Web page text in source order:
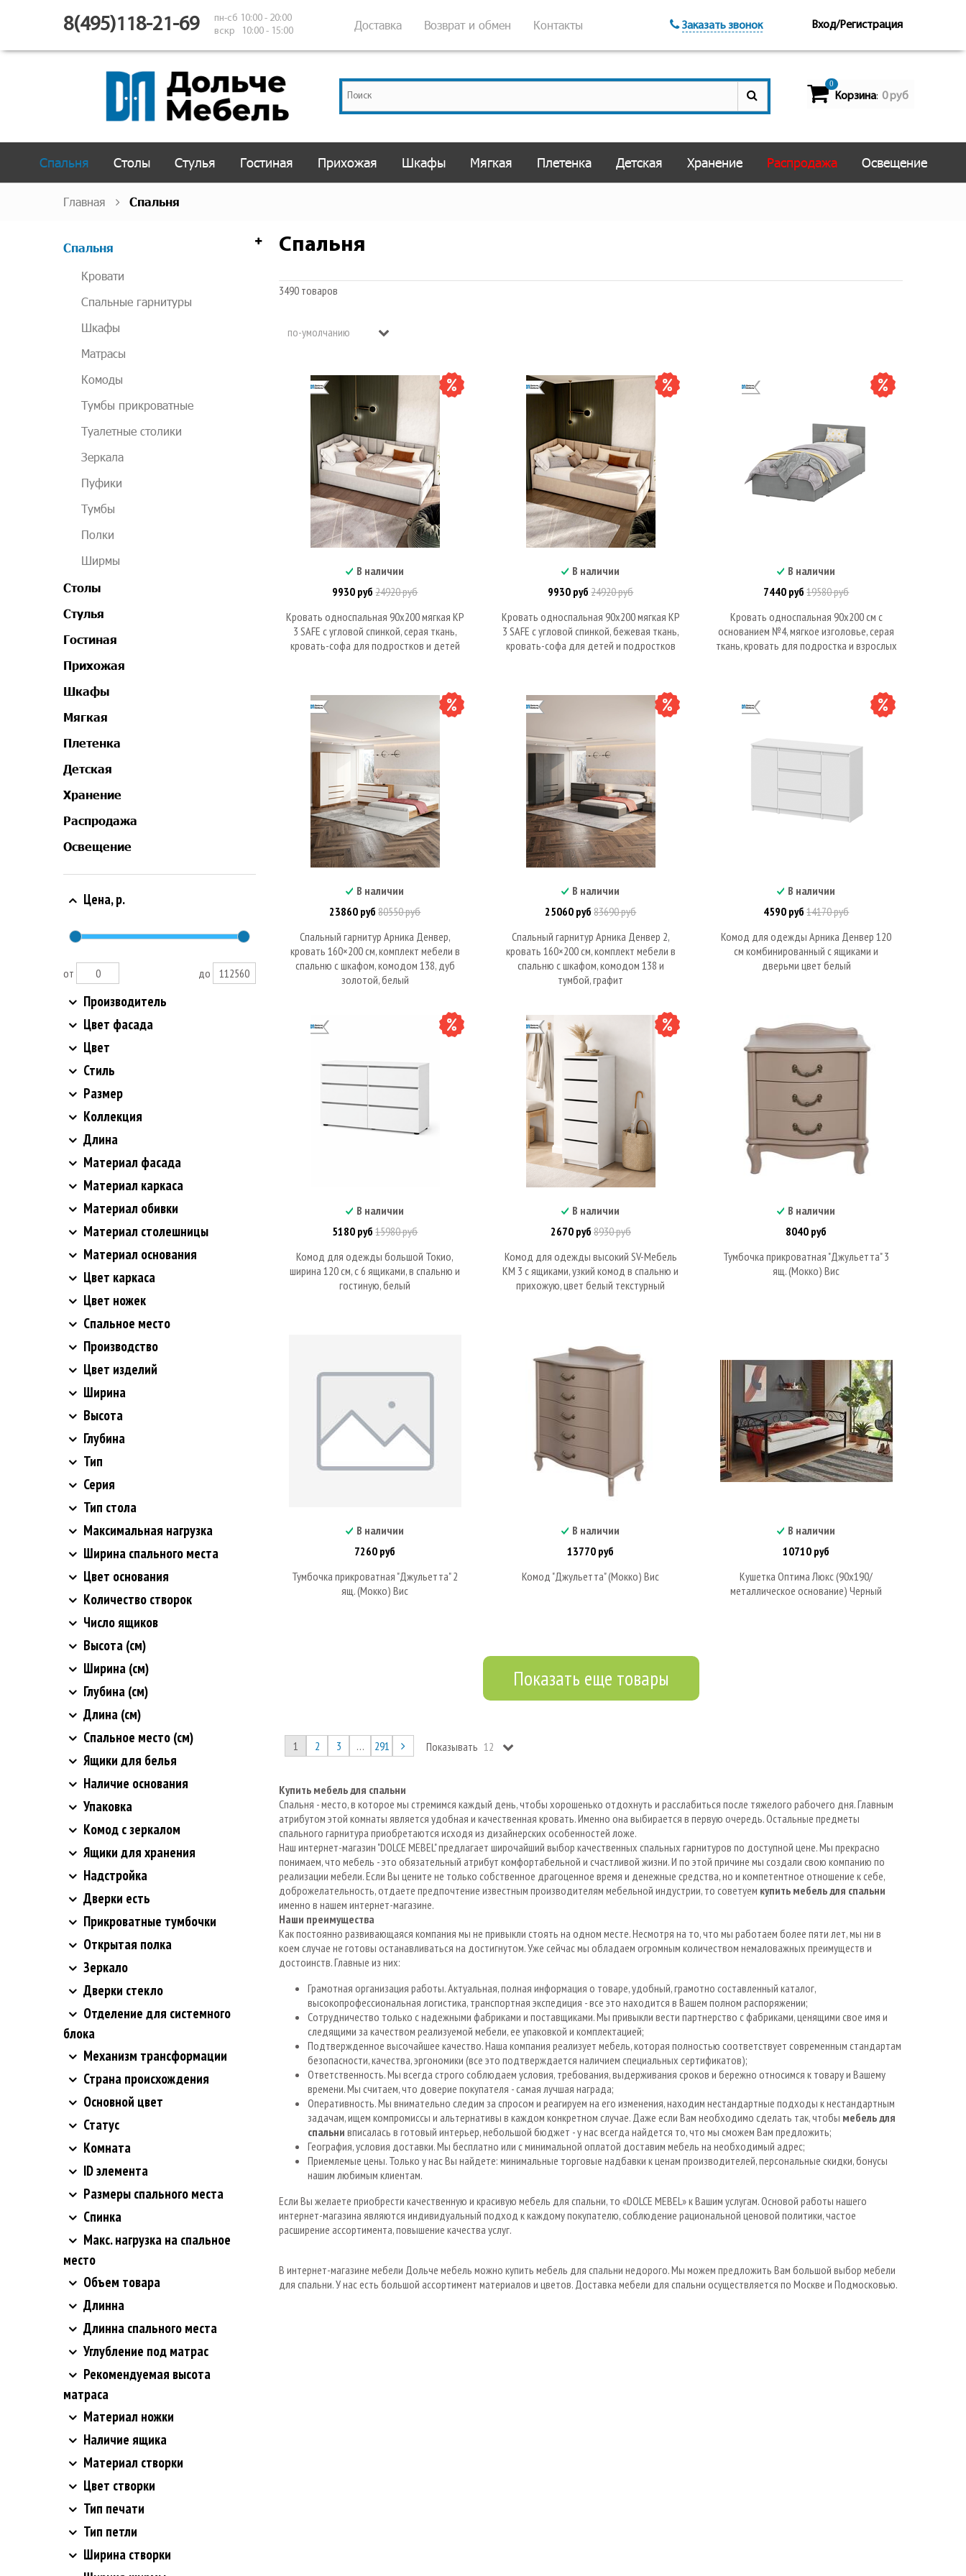
8(495)118-21-69
пн-сб 10:00 - 20:00
вскр 10:00 - 15:00
Доставка Возврат и обмен Контакты Заказать звонок Вход/Регистрация
0
Корзина: 0 руб
Спальня Столы Стулья Гостиная Прихожая Шкафы Мягкая Плетенка Детская Хранение Распродажа Освещение
Главная Спальня
Спальня
Кровати
Спальные гарнитуры
Шкафы
Матрасы
Комоды
Тумбы прикроватные
Туалетные столики
Зеркала
Пуфики
Тумбы
Полки
Ширмы
Столы
Стулья
Гостиная
Прихожая
Шкафы
Мягкая
Плетенка
Детская
Хранение
Распродажа
Освещение
Цена, р.
от до
Производитель
Цвет фасада
Цвет
Стиль
Размер
Коллекция
Длина
Материал фасада
Материал каркаса
Материал обивки
Материал столешницы
Материал основания
Цвет каркаса
Цвет ножек
Спальное место
Производство
Цвет изделий
Ширина
Высота
Глубина
Тип
Серия
Тип стола
Максимальная нагрузка
Ширина спального места
Цвет основания
Количество створок
Число ящиков
Высота (см)
Ширина (см)
Глубина (см)
Длина (см)
Спальное место (см)
Ящики для белья
Наличие основания
Упаковка
Комод с зеркалом
Ящики для хранения
Надстройка
Дверки есть
Прикроватные тумбочки
Открытая полка
Зеркало
Дверки стекло
Отделение для системного
блока
Механизм трансформации
Страна происхождения
Основной цвет
Статус
Комната
ID элемента
Размеры спального места
Спинка
Макс. нагрузка на спальное
место
Объем товара
Длинна
Длинна спального места
Углубление под матрас
Рекомендуемая высота
матраса
Материал ножки
Наличие ящика
Материал створки
Цвет створки
Тип печати
Тип петли
Ширина створки
Спальня
3490 товаров
В корзину
В наличии
9930 руб24920 руб
Кровать односпальная 90х200 мягкая КР
3 SAFE с угловой спинкой, серая ткань,
кровать-софа для подростков и детей
В корзину
В наличии
9930 руб24920 руб
Кровать односпальная 90х200 мягкая КР
3 SAFE с угловой спинкой, бежевая ткань,
кровать-софа для детей и подростков
В корзину
В наличии
7440 руб19580 руб
Кровать односпальная 90х200 см с
основанием №4, мягкое изголовье, серая
ткань, кровать для подростка и взрослых
В корзину
В наличии
23860 руб80550 руб
Спальный гарнитур Арника Денвер,
кровать 160×200 см, комплект мебели в
спальню с шкафом, комодом 138, дуб
золотой, белый
В корзину
В наличии
25060 руб83690 руб
Спальный гарнитур Арника Денвер 2,
кровать 160×200 см, комплект мебели в
спальню с шкафом, комодом 138 и
тумбой, графит
В корзину
В наличии
4590 руб14170 руб
Комод для одежды Арника Денвер 120
см комбинированный с ящиками и
дверьми цвет белый
В корзину
В наличии
5180 руб15980 руб
Комод для одежды большой Токио,
ширина 120 см, с 6 ящиками, в спальню и
гостиную, белый
В корзину
В наличии
2670 руб 8930 руб
Комод для одежды высокий SV-Мебель
КМ 3 с ящиками, узкий комод в спальню и
прихожую, цвет белый текстурный
В корзину
В наличии
8040 руб
Тумбочка прикроватная "Джульетта" 3
ящ. (Мокко) Вис
В корзину
В наличии
7260 руб
Тумбочка прикроватная "Джульетта" 2
ящ. (Мокко) Вис
В корзину
В наличии
13770 руб
Комод "Джульетта" (Мокко) Вис
В корзину
В наличии
10710 руб
Кушетка Оптима Люкс (90х190/
металлическое основание) Черный
Показать еще товары
1 2 3 … 291 Показывать
Купить мебель для спальни
Спальня - место, в которое мы стремимся каждый день, чтобы хорошенько отдохнуть и расслабиться после тяжелого рабочего дня. Главным
атрибутом этой комнаты является удобная и качественная кровать. Именно она выбирается в первую очередь. Остальные предметы
спального гарнитура приобретаются исходя из дизайнерских особенностей ложе.
Наш интернет-магазин "DOLCE MEBEL" предлагает широчайший выбор качественных спальных гарнитуров по доступной цене. Мы прекрасно
понимаем, что мебель - это обязательный атрибут комфортабельной и счастливой жизни. И по этой причине мы создали свою компанию по
реализации мебели. Если Вы цените не только собственное драгоценное время и денежные средства, но и компетентное отношение к себе,
доброжелательность, отдаете предпочтение известным производителям мебельной индустрии, то советуем купить мебель для спальни
именно в нашем интернет-магазине.
Наши преимущества
Как постоянно развивающаяся компания мы не привыкли стоять на одном месте. Несмотря на то, что мы работаем более пяти лет, мы ни в
коем случае не готовы останавливаться на достигнутом. Уже сейчас мы обладаем огромным количеством немаловажных преимуществ и
достоинств. Главные из них:
Грамотная организация работы. Актуальная, полная информация о товаре, удобный, грамотно составленный каталог,
высокопрофессиональная логистика, транспортная экспедиция - все это находится в Вашем полном распоряжении;
Сотрудничество только с надежными фабриками и поставщиками. Мы привыкли вести партнерство с фабриками, ценящими свое имя и
следящими за качеством реализуемой мебели, ее упаковкой и комплектацией;
Подтвержденное высочайшее качество. Наша компания реализует мебель, которая полностью соответствует современным стандартам
безопасности, качества, эргономики (все это подтверждается наличием специальных сертификатов);
Ответственность. Мы всегда строго соблюдаем условия, требования, выдерживания сроков и бережно относимся к товару и Вашему
времени. Мы считаем, что доверие покупателя - самая лучшая награда;
Оперативность. Мы внимательно следим за спросом и реагируем на его изменения, находим нестандартные подходы к нестандартным
задачам, ищем компромиссы и альтернативы в каждом конкретном случае. Даже если Вам необходимо сделать так, чтобы мебель для
спальни вписалась в готовый интерьер, небольшой бюджет - у нас всегда найдется то, что мы сможем Вам предложить;
География, условия доставки. Мы бесплатно или с минимальной оплатой доставим мебель на необходимый адрес;
Приемлемые цены. Только у нас Вы найдете: минимальные торговые надбавки к ценам производителей, персональные скидки, бонусы
нашим любимым клиентам.
Если Вы желаете приобрести качественную и красивую мебель для спальни, то «DOLCE MEBEL» к Вашим услугам. Основой работы нашего
интернет-магазина являются индивидуальный подход к каждому покупателю, соблюдение рациональной ценовой политики, частое
расширение ассортимента, повышение качества услуг.
В интернет-магазине мебели Дольче мебель можно купить мебель для спальни недорого. Мы можем предложить Вам большой выбор мебели
для спальни. У нас есть большой ассортимент материалов и цветов. Доставка мебели для спальни осуществляется по Москве и Подмосковью.